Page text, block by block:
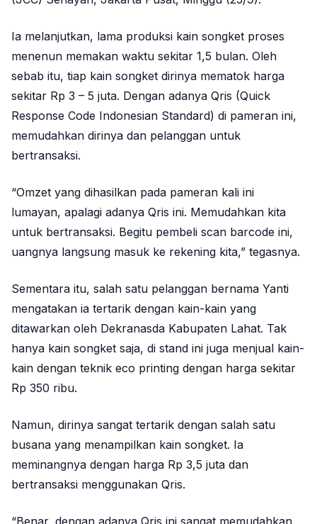
Ia melanjutkan, lama produksi kain songket proses
menenun memakan waktu sekitar 1,5 bulan. Oleh
sebab itu, tiap kain songket dirinya mematok harga
sekitar Rp 3 – 5 juta. Dengan adanya Qris (Quick
Response Code Indonesian Standard) di pameran ini,
memudahkan dirinya dan pelanggan untuk
bertransaksi.
“Omzet yang dihasilkan pada pameran kali ini
lumayan, apalagi adanya Qris ini. Memudahkan kita
untuk bertransaksi. Begitu pembeli scan barcode ini,
uangnya langsung masuk ke rekening kita,” tegasnya.
Sementara itu, salah satu pelanggan bernama Yanti
mengatakan ia tertarik dengan kain-kain yang
ditawarkan oleh Dekranasda Kabupaten Lahat. Tak
hanya kain songket saja, di stand ini juga menjual kain-
kain dengan teknik eco printing dengan harga sekitar
Rp 350 ribu.
Namun, dirinya sangat tertarik dengan salah satu
busana yang menampilkan kain songket. Ia
meminangnya dengan harga Rp 3,5 juta dan
bertransaksi menggunakan Qris.
“Benar, dengan adanya Qris ini sangat memudahkan